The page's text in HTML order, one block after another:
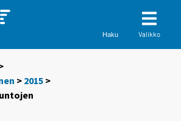
Haku Valikko
> 2015 >